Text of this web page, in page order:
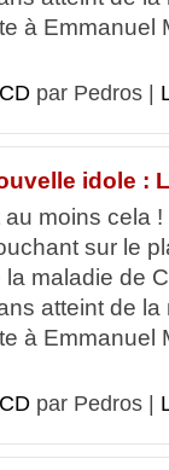
à Emmanuel
par Pedros |
idole :
moins cela !
sur le
maladie de
atteint de
à Emmanuel
par Pedros |